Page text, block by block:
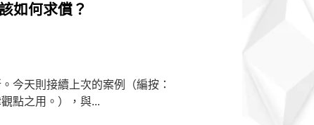
如何求償？
今天則接續上次的案例（編按：
點之用。），與...